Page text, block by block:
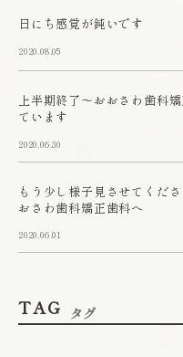
日にち感覚が鈍いです
2020.08.05
上半期終了～おおさわ歯科
ています
2020.06.30
もう少し様子見させてくだ
おさわ歯科矯正歯科へ
2020.06.01
TAG タグ